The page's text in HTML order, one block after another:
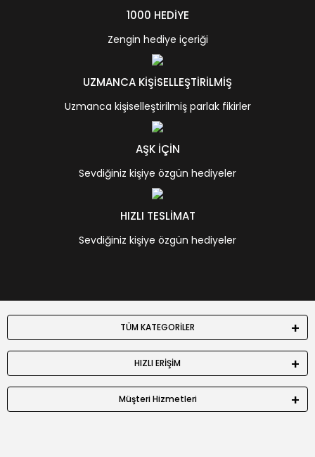
1000 HEDİYE
Zengin hediye içeriği
UZMANCA KİŞİSELLEŞTİRİLMİŞ
Uzmanca kişiselleştirilmiş parlak fikirler
AŞK İÇİN
Sevdiğiniz kişiye özgün hediyeler
HIZLI TESLİMAT
Sevdiğiniz kişiye özgün hediyeler
TÜM KATEGORİLER
HIZLI ERİŞİM
Müşteri Hizmetleri